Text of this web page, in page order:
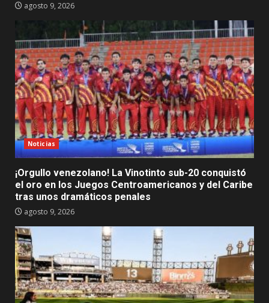
agosto 9, 2026
Noticias
¡Orgullo venezolano! La Vinotinto sub-20 conquistó
el oro en los Juegos Centroamericanos y del Caribe
tras unos dramáticos penales
agosto 9, 2026